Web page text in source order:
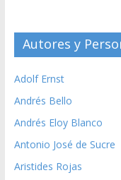
Autores y
Adolf Ernst
Andrés Bello
Andrés Eloy Blanco
Antonio José de Sucre
Aristides Rojas